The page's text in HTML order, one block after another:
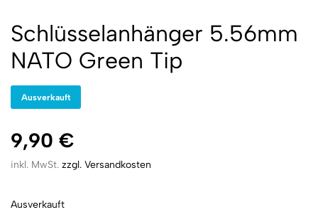
Schlüsselanhänger 5.56mm
NATO Green Tip
Ausverkauft
9,90 €
inkl. MwSt. zzgl. Versandkosten
Ausverkauft